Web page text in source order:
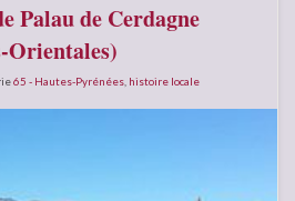
Palau de Cerdagne
Orientales)
65 - Hautes-Pyrénées histoire locale